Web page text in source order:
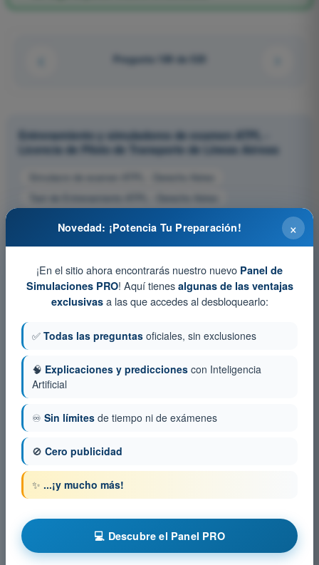
Pregunta 189 de 520
Entrenamiento y simuladores de examen ATPL -
Licencia de Piloto de Transporte de Líneas Aéreas
Simulacro de examen ATPL - Derecho Aéreo
Test de Entrenamiento ATPL - Derecho Aéreo
×
Novedad: ¡Potencia Tu Preparación!
¡En el sitio ahora encontrarás nuestro nuevo Panel de
Simulaciones PRO! Aquí tienes algunas de las ventajas
exclusivasa las que accedes al desbloquearlo:
✅ Todas las preguntas oficiales, sin exclusiones
🧠 Explicaciones y predicciones con Inteligencia
Artificial
♾️ Sin límites de tiempo ni de exámenes
🚫 Cero publicidad
✨ ...¡y mucho más!
💻 Descubre el Panel PRO